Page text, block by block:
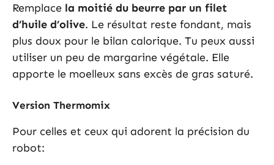
Remplace la moitié du beurre par un filet
d’huile d’olive. Le résultat reste fondant, mais
plus doux pour le bilan calorique. Tu peux aussi
utiliser un peu de margarine végétale. Elle
apporte le moelleux sans excès de gras saturé.
Version Thermomix
Pour celles et ceux qui adorent la précision du
robot: